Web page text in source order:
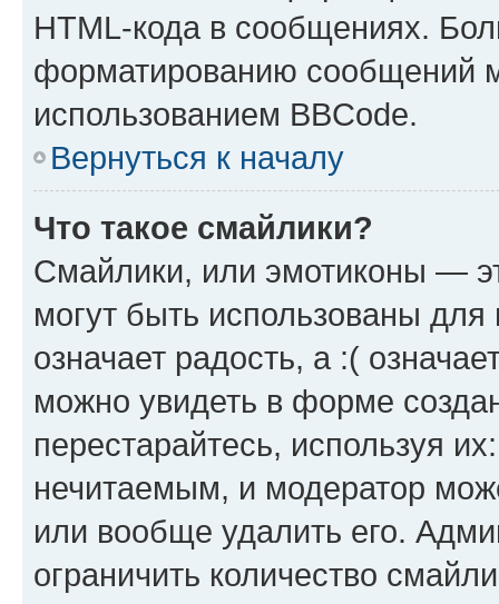
HTML-кода в сообщениях.
форматированию сообщений
использованием BBCode.
Вернуться к началу
Что такое смайлики?
Смайлики, или эмотиконы —
могут быть использованы
означает радость, а :(
можно увидеть в форме
перестарайтесь, используя
нечитаемым, и модератор
или вообще удалить его.
ограничить количество